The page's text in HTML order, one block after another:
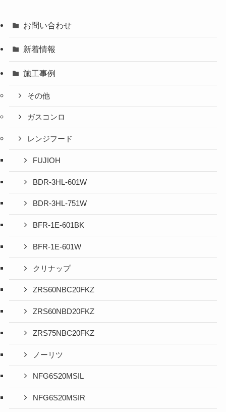
お問い合わせ
新着情報
施工事例
その他
ガスコンロ
レンジフード
FUJIOH
BDR-3HL-601W
BDR-3HL-751W
BFR-1E-601BK
BFR-1E-601W
クリナップ
ZRS60NBC20FKZ
ZRS60NBD20FKZ
ZRS75NBC20FKZ
ノーリツ
NFG6S20MSIL
NFG6S20MSIR